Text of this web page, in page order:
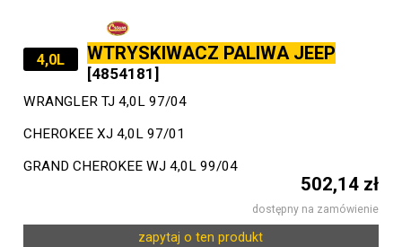
WTRYSKIWACZ PALIWA JEEP
4,0L
[4854181]
WRANGLER TJ 4,0L 97/04
CHEROKEE XJ 4,0L 97/01
GRAND CHEROKEE WJ 4,0L 99/04
502,14 zł
dostępny na zamówienie
zapytaj o ten produkt